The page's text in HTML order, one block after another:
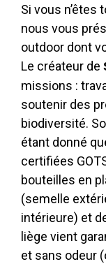
Si vous n’êtes
nous vous
outdoor dont
Le créateur de
missions :
soutenir des
biodiversité.
étant donné
certifiées
bouteilles en
(semelle
intérieure) et
liège vient
et sans odeur